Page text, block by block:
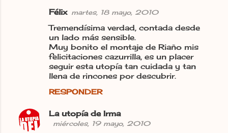
Félix martes, 18 mayo, 2010
Tremendísima verdad, contada desde
un lado más sensible.
Muy bonito el montaje de Riaño mis
felicitaciones cazurrilla, es un placer
seguir esta utopía tan cuidada y tan
llena de rincones por descubrir.
RESPONDER
La utopía de Irma
miércoles, 19 mayo, 2010